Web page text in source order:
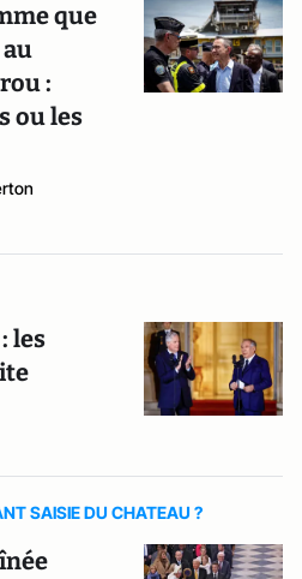
que
:
ou les
les
SAISIE DU CHATEAU ?